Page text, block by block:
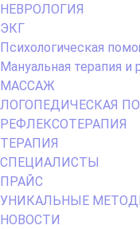
НЕВРОЛОГИЯ
ЭКГ
Психологическая
Мануальная терапия и
МАССАЖ
ЛОГОПЕДИЧЕСКАЯ
РЕФЛЕКСОТЕРАПИЯ
ТЕРАПИЯ
СПЕЦИАЛИСТЫ
ПРАЙС
УНИКАЛЬНЫЕ
НОВОСТИ